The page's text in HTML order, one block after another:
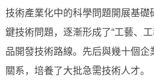
技術產業化中的科學問題開展基礎
鍵技術問題，逐漸形成了“工藝、
品開發技術路線。先后與幾十個
關系，培養了大批急需技術人才。